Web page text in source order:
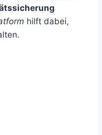
hilft dabei,